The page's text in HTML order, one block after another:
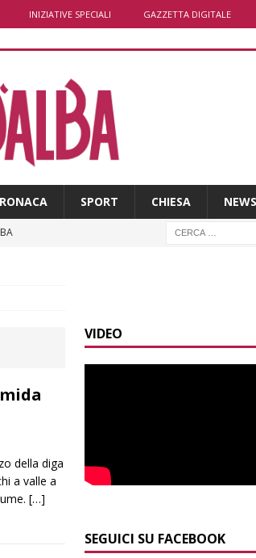
INIZIATIVE SPECIALI GAZZETTA DIGITALE
SPORT CHIESA
al
della diga
a valle a
[…]
VIDEO
SEGUICI SU FACEBOOK